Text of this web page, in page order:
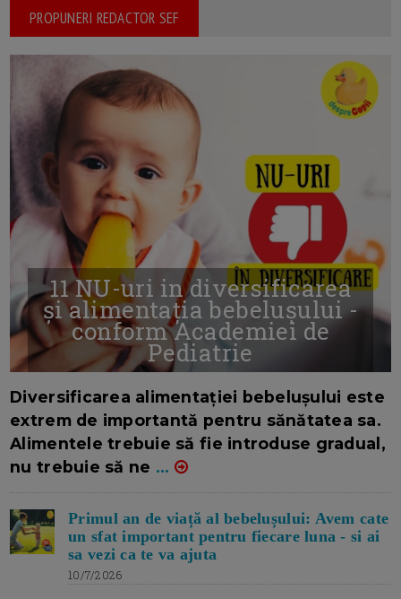
PROPUNERI REDACTOR SEF
11 NU-uri in diversificarea
și alimentația bebelușului -
conform Academiei de
Pediatrie
Diversificarea alimentației bebelușului este
extrem de importantă pentru sănătatea sa.
Alimentele trebuie să fie introduse gradual,
nu trebuie să ne ...
Primul an de viață al bebelușului: Avem cate
un sfat important pentru fiecare luna - si ai
sa vezi ca te va ajuta
10/7/2026